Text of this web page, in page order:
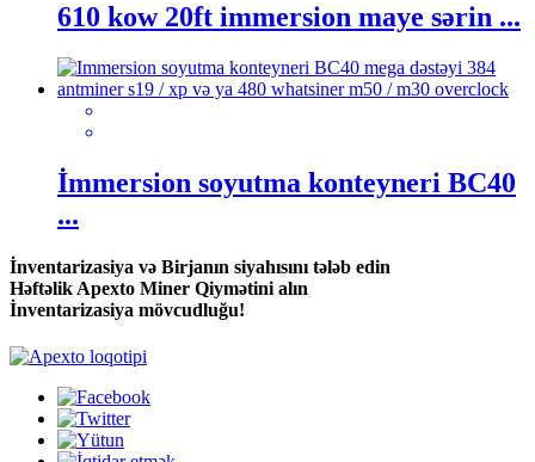
610 kow 20ft immersion maye sərin ...
İmmersion soyutma konteyneri BC40
...
İnventarizasiya və Birjanın siyahısını tələb edin
Həftəlik Apexto Miner Qiymətini alın
İnventarizasiya mövcudluğu!